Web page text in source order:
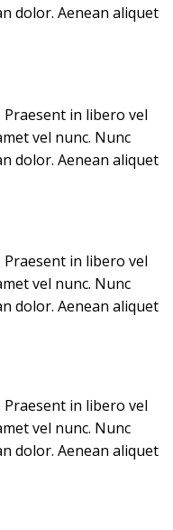
dolor. Aenean aliquet
in libero vel
vel nunc. Nunc
dolor. Aenean aliquet
in libero vel
vel nunc. Nunc
dolor. Aenean aliquet
in libero vel
vel nunc. Nunc
dolor. Aenean aliquet